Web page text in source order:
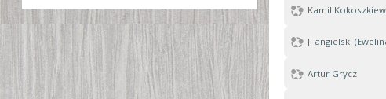
Kamil
J. angielski
Artur Grycz